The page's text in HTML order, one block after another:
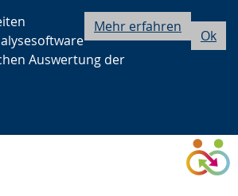
Hauptnavigation
Seitennavigation
Inhalt
Ok
Mehr erfahren
Auswertung der